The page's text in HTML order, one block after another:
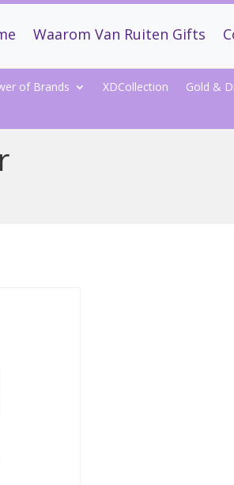
Waarom Van Ruiten Gifts
of Brands XDCollection Gold &